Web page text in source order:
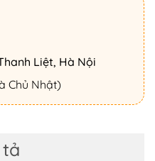
Liệt, Hà Nội
Chủ Nhật)